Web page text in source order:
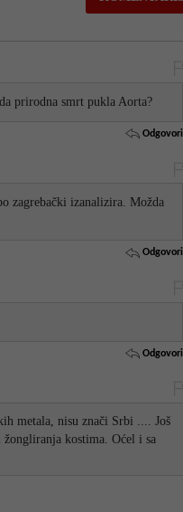
prirodna smrt pukla Aorta?
Odgovori
zagrebački izanalizira. Možda
Odgovori
Odgovori
metala, nisu znači Srbi .... Još
kostima. Oćel i sa